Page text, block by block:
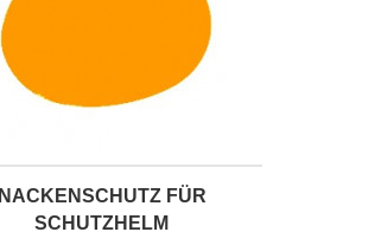
NACKENSCHUTZ FÜR
SCHUTZHELM